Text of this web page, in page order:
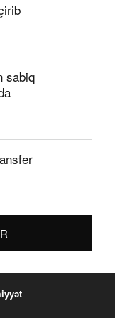
sabiq